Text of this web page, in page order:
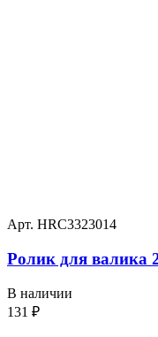
Арт. HRC3323014
Ролик для валика
В наличии
131 ₽